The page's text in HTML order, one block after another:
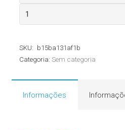
Seringa
Anestesia
Portex
SKU: b15ba131af1b
Categoria: Sem categoria
Informações